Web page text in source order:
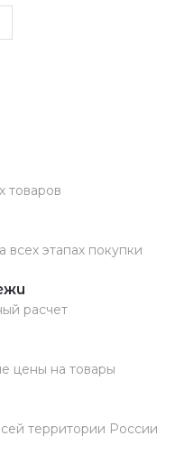
товаров
этапах покупки
расчет
цены на товары
территории России